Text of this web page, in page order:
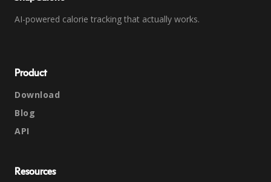
AI-powered calorie tracking that actually works.
Product
Download
Blog
API
Resources